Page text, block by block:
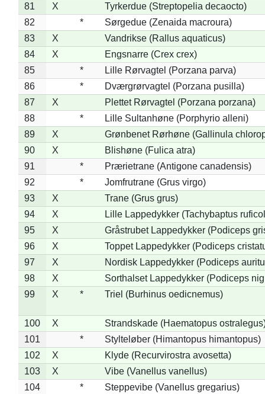
81
X
Tyrkerdue (Streptopelia decaocto)
82
*
Sørgedue (Zenaida macroura)
83
X
Vandrikse (Rallus aquaticus)
84
X
Engsnarre (Crex crex)
85
*
Lille Rørvagtel (Porzana parva)
86
*
Dværgrørvagtel (Porzana pusilla)
87
X
Plettet Rørvagtel (Porzana porzana)
88
*
Lille Sultanhøne (Porphyrio alleni)
89
X
Grønbenet Rørhøne (Gallinula
90
X
Blishøne (Fulica atra)
91
*
Prærietrane (Antigone canadensis)
92
*
Jomfrutrane (Grus virgo)
93
X
Trane (Grus grus)
94
X
Lille Lappedykker (Tachybaptus
95
X
Gråstrubet Lappedykker (Podiceps
96
X
Toppet Lappedykker (Podiceps
97
X
Nordisk Lappedykker (Podiceps
98
X
Sorthalset Lappedykker (Podiceps
99
X * Triel (Burhinus oedicnemus)
100 X
Strandskade (Haematopus
101
*
Stylteløber (Himantopus himantopus)
102
X
Klyde (Recurvirostra avosetta)
103
X
Vibe (Vanellus vanellus)
104
* Steppevibe (Vanellus gregarius)